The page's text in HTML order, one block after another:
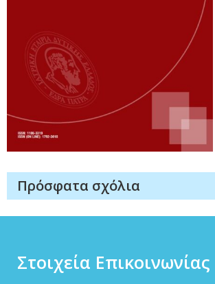
Πρόσφατα σχόλια
Στοιχεία Επικοινωνίας